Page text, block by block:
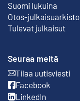
Suomi lukuina
Otos-julkaisuarkisto
Ulkoinen linkki
Tulevat julkaisut
Seuraa meitä
Tilaa uutisviesti
Ulkoinen linkki
Facebook
Ulkoinen linkki
LinkedIn